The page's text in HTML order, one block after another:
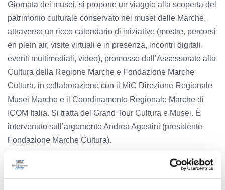
Giornata dei musei, si propone un viaggio alla scoperta del
patrimonio culturale conservato nei musei delle Marche,
attraverso un ricco calendario di iniziative (mostre, percorsi
en plein air, visite virtuali e in presenza, incontri digitali,
eventi multimediali, video), promosso dall’Assessorato alla
Cultura della Regione Marche e Fondazione Marche
Cultura, in collaborazione con il MiC Direzione Regionale
Musei Marche e il Coordinamento Regionale Marche di
ICOM Italia. Si tratta del Grand Tour Cultura e Musei. È
intervenuto sull’argomento Andrea Agostini (presidente
Fondazione Marche Cultura).